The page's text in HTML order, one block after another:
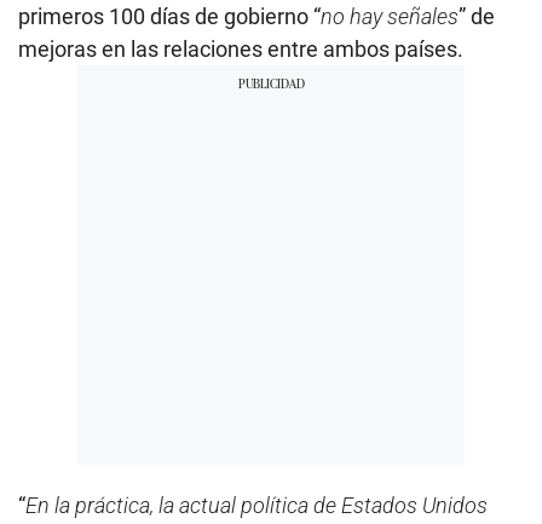
primeros 100 días de gobierno “no hay señales” de
mejoras en las relaciones entre ambos países.
“En la práctica, la actual política de Estados Unidos